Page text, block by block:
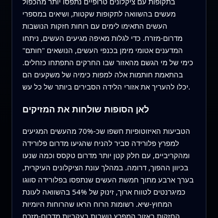
מעשים בהשוואה לתקופות שקטות, ושיאים במספרי
העשים התאימו לימים עם רוחות חזקות הנושבות
מדרום-מזרח. כדי לגלות מאיפה מגיעים העשים, ניתחו
המדענים אטומי מימן בכנפי העשים, הנושאים "חותם"
כימי של מי הגשם מהאזור שבו החרקים התפתחו כזחלים.
בהתאמת חותמות אלה למפות כימיה של משקעים הם
יכלו להעריך את אזורי הלידה הסבירים ביותר של כל עש.
לאן הסופות שולחות את המזיקים
הטביעות האיזוטופיות חשפו שכ-70% מהעשים המגיעים
למפרץ פלורידה סביר להניח שהגיעו מדרום פלורידה
ומהקריביים, עם חלק קטן יותר מדרום טקסס וכמה שנעו
בכיוון ההפוך, דרומה. במהלך עונת הציקלונים העיקרית,
בערך ארבע מתוך חמשת העשים שנתפסו בפלורידה סווגו
כמיגרנטים לטווח ארוך, זינוק של 54% בהשוואה לעונת
המחוץ-שיא. רשומות הרוח הראו שהרוחות היומיות
החזקות באזור המפרץ נושבות בעקביות מדרום-מזרח